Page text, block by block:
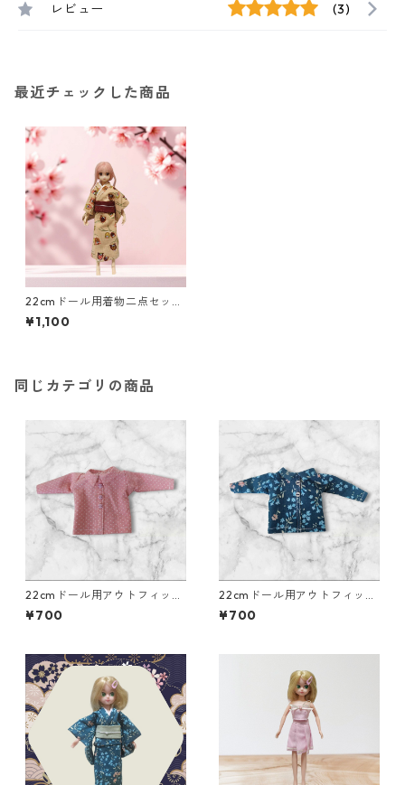
レビュー (3)
最近チェックした商品
22cmドール用着物二点セッ
ト ふくろう柄 ベージュ
茶色 シック
¥1,100
同じカテゴリの商品
22cmドール用アウトフィッ
ト 襟付き長そでシャツ ピ
ンク×ドット柄 カジュアル
¥700
22cmドール用アウトフィッ
ト 襟付き長そでシャツ 青×
花柄 カジュアル リアルク
¥700